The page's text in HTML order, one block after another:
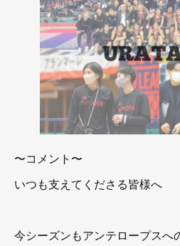
〜コメント〜
いつも支えてくださる皆様へ
今シーズンもアンテロープスへ